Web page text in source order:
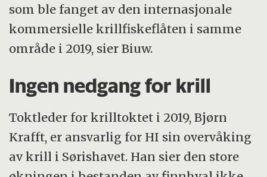
som ble fanget av den internasjonale
kommersielle krillfiskeflåten i samme
område i 2019, sier Biuw.
Ingen nedgang for krill
Toktleder for krilltoktet i 2019, Bjørn
Krafft, er ansvarlig for HI sin overvåking
av krill i Sørishavet. Han sier den store